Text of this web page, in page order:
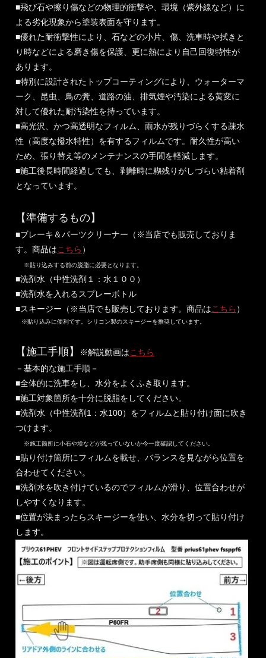
■飛び石や擦り傷などの物理的衝撃や、環境（紫外線など）に
よる劣化現象から塗装表面を守ります。
■優れた耐衝撃性により、石などの小片、傷、洗車時や拭きと
り時などによる磨き傷を保護、更に熱により自己回復特性が
あります。
■特別に設計されたトップコーティングにより、ウォーターマ
ーク、昆虫、鳥の糞、道路の油、排気煙や汚染による黄変に
対して優れた耐汚染性を持っています。
■高光沢、かつ高透明なフィルム、雨水が残りづらくする疎水
性（高度な撥水特性）を有するフィルムです。耐久性が高い
ため、張り替え等のメンテナンスの手間を軽減します。
■施工後長時間経過しても、剥離時に糊残りがしづらい粘着剤
となっています。
【準備するもの】
■ブレーキ＆パーツクリーナー（※当店でも販売しておりま
す。商品はこちら ）
※貼り込みする前の脱脂に必要となります。
■洗剤水（中性洗剤１：水１００）
■洗剤水を入れるスプレーボトル
■スキージー（※当店でも販売しております。商品はこちら ）
※貼り込みに便利です。シリコン製のスキージーを推奨しています。
【施工手順】 ※解説動画はこちら
－基本的な施工手順－
■全体的に洗車をし、水分をよくふき取ります。
■施工対象箇所を十分に脱脂をしてください。
■洗剤水（中性洗剤1：水100）をフィルムと貼り付け面に吹き
つけます。
※施工箇所に小石や埃などが残っていないか今一度確認してください。
■貼り付け箇所にフィルムを載せ、バランスを見ながら位置を
合わせてください。
■洗剤水を吹き付けているのでフィルムが滑り、位置合わせが
しやすくなります。
■位置が決まったらスキージーを使い、水分を切って貼り付け
します。